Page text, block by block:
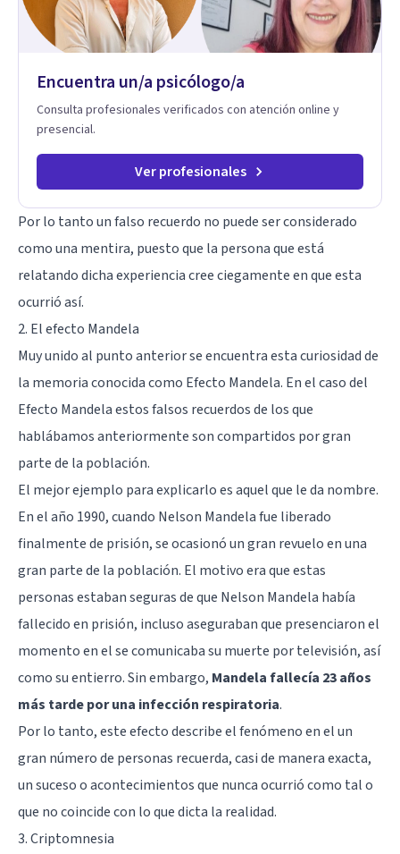
Encuentra un/a psicólogo/a
Consulta profesionales verificados con atención online y
presencial.
Ver profesionales
Por lo tanto un falso recuerdo no puede ser considerado
como una mentira, puesto que la persona que está
relatando dicha experiencia cree ciegamente en que esta
ocurrió así.
2. El efecto Mandela
Muy unido al punto anterior se encuentra esta curiosidad de
la memoria conocida como Efecto Mandela. En el caso del
Efecto Mandela estos falsos recuerdos de los que
hablábamos anteriormente son compartidos por gran
parte de la población.
El mejor ejemplo para explicarlo es aquel que le da nombre.
En el año 1990, cuando Nelson Mandela fue liberado
finalmente de prisión, se ocasionó un gran revuelo en una
gran parte de la población. El motivo era que estas
personas estaban seguras de que Nelson Mandela había
fallecido en prisión, incluso aseguraban que presenciaron el
momento en el se comunicaba su muerte por televisión, así
como su entierro. Sin embargo, Mandela fallecía 23 años
más tarde por una infección respiratoria.
Por lo tanto, este efecto describe el fenómeno en el un
gran número de personas recuerda, casi de manera exacta,
un suceso o acontecimientos que nunca ocurrió como tal o
que no coincide con lo que dicta la realidad.
3. Criptomnesia